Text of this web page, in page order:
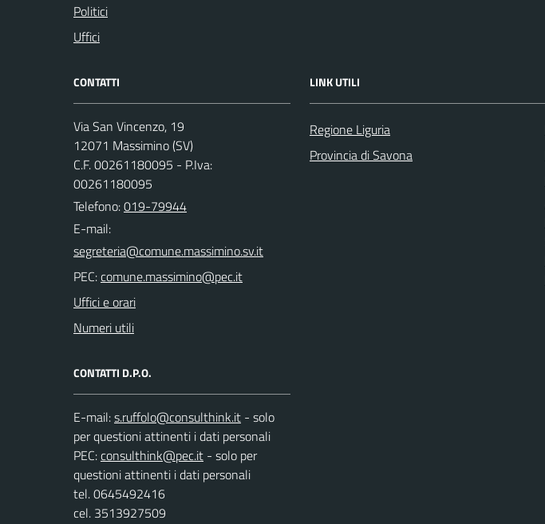
Politici
Uffici
CONTATTI
Via San Vincenzo, 19
12071 Massimino (SV)
C.F. 00261180095 - P.Iva:
00261180095
Telefono:019-79944
E-mail:
PEC:
Uffici e orari
Numeri utili
CONTATTI D.P.O.
E-mail:
- solo
per questioni attinenti i dati personali
PEC:
- solo per
questioni attinenti i dati personali
tel. 0645492416
cel. 3513927509
LINK UTILI
Regione Liguria
Provincia di Savona